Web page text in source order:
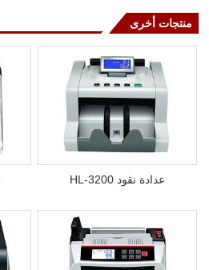
منتجات أخرى
عدادة نقود HL-3200